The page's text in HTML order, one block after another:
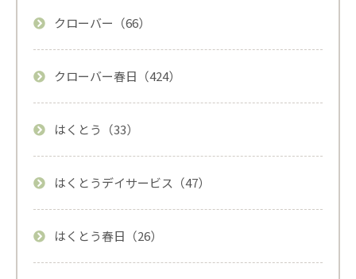
クローバー（66）
クローバー春日（424）
はくとう（33）
はくとうデイサービス（47）
はくとう春日（26）